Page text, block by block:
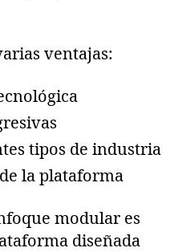
ventajas:
tipos de industria
la plataforma
modular es
diseñada